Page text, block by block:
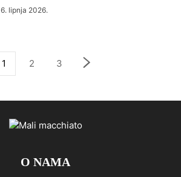
6. lipnja 2026.
1 2 3
O NAMA